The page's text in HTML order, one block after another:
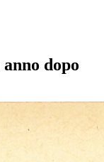
dopo